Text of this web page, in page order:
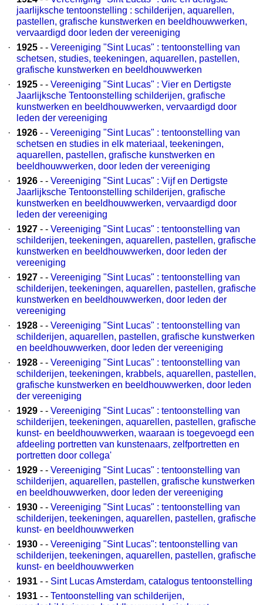
jaarlijksche tentoonstelling : schilderijen, aquarellen,
pastellen, grafische kunstwerken en beeldhouwwerken,
vervaardigd door leden der vereeniging
·
1925 - - Vereeniging "Sint Lucas" : tentoonstelling van
schetsen, studies, teekeningen, aquarellen, pastellen,
grafische kunstwerken en beeldhouwwerken
·
1925 - - Vereeniging "Sint Lucas" : Vier en Dertigste
Jaarlijksche Tentoonstelling schilderijen, grafische
kunstwerken en beeldhouwwerken, vervaardigd door
leden der vereeniging
·
1926 - - Vereeniging "Sint Lucas" : tentoonstelling van
schetsen en studies in elk materiaal, teekeningen,
aquarellen, pastellen, grafische kunstwerken en
beeldhouwwerken, door leden der vereeniging
·
1926 - - Vereeniging "Sint Lucas" : Vijf en Dertigste
Jaarlijksche Tentoonstelling schilderijen, grafische
kunstwerken en beeldhouwwerken, vervaardigd door
leden der vereeniging
·
1927 - - Vereeniging "Sint Lucas" : tentoonstelling van
schilderijen, teekeningen, aquarellen, pastellen, grafische
kunstwerken en beeldhouwwerken, door leden der
vereeniging
·
1927 - - Vereeniging "Sint Lucas" : tentoonstelling van
schilderijen, teekeningen, aquarellen, pastellen, grafische
kunstwerken en beeldhouwwerken, door leden der
vereeniging
·
1928 - - Vereeniging "Sint Lucas" : tentoonstelling van
schilderijen, aquarellen, pastellen, grafische kunstwerken
en beeldhouwwerken, door leden der vereeniging
·
1928 - - Vereeniging "Sint Lucas" : tentoonstelling van
schilderijen, teekeningen, krabbels, aquarellen, pastellen,
grafische kunstwerken en beeldhouwwerken, door leden
der vereeniging
·
1929 - - Vereeniging "Sint Lucas" : tentoonstelling van
schilderijen, teekeningen, aquarellen, pastellen, grafische
kunst- en beeldhouwwerken, waaraan is toegevoegd een
afdeeling portretten van kunstenaars, zelfportretten en
portretten door collega'
·
1929 - - Vereeniging "Sint Lucas" : tentoonstelling van
schilderijen, aquarellen, pastellen, grafische kunstwerken
en beeldhouwwerken, door leden der vereeniging
·
1930 - - Vereeniging "Sint Lucas" : tentoonstelling van
schilderijen, teekeningen, aquarellen, pastellen, grafische
kunst- en beeldhouwwerken
·
1930 - - Vereeniging "Sint Lucas": tentoonstelling van
schilderijen, teekeningen, aquarellen, pastellen, grafische
kunst- en beeldhouwwerken
·
1931 - - Sint Lucas Amsterdam, catalogus tentoonstelling
·
1931 - - Tentoonstelling van schilderijen,